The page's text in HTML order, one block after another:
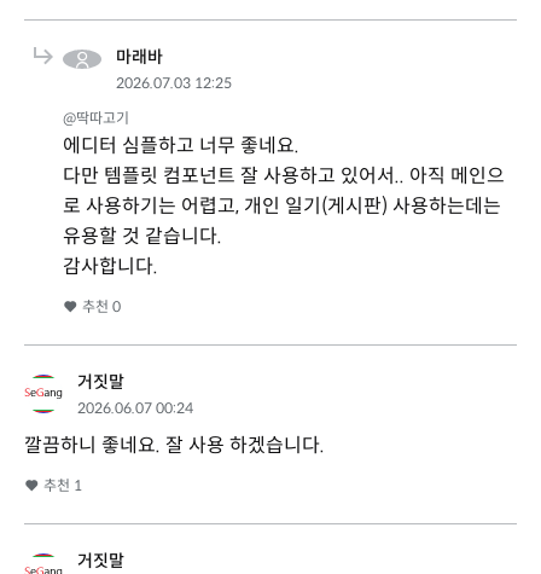
마래바
2026.07.03 12:25
@딱따고기
에디터 심플하고 너무 좋네요.
다만 템플릿 컴포넌트 잘 사용하고 있어서.. 아직 메인으
로 사용하기는 어렵고, 개인 일기(게시판) 사용하는데는
유용할 것 같습니다.
감사합니다.
추천 0
거짓말
2026.06.07 00:24
깔끔하니 좋네요. 잘 사용 하겠습니다.
추천 1
거짓말